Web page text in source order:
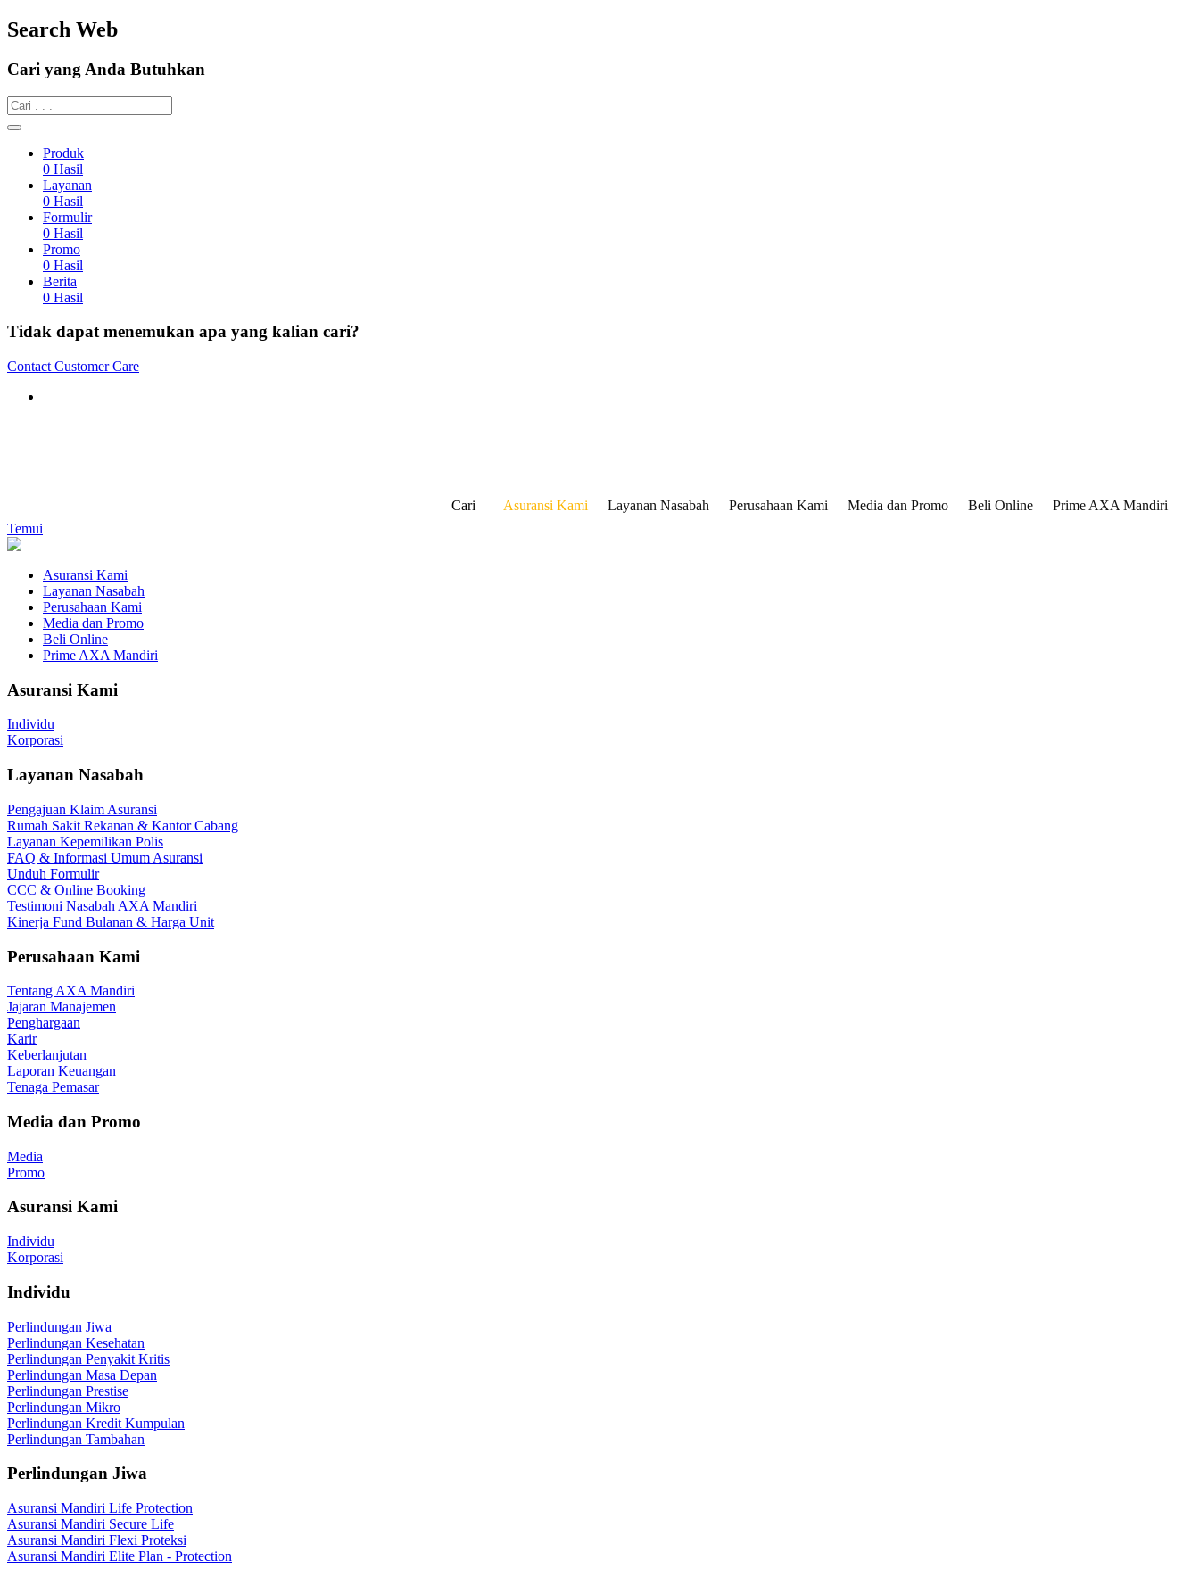
Search Web
Cari yang Anda Butuhkan
Produk
0 Hasil
Layanan
0 Hasil
Formulir
0 Hasil
Promo
0 Hasil
Berita
0 Hasil
Tidak dapat menemukan apa yang kalian cari?
Contact Customer Care
Cari Asuransi Kami Layanan Nasabah Perusahaan Kami Media dan Promo Beli Online
Prime AXA Mandiri
Temui
Asuransi Kami
Layanan Nasabah
Perusahaan Kami
Media dan Promo
Beli Online
Prime AXA Mandiri
Asuransi Kami
Individu
Korporasi
Layanan Nasabah
Pengajuan Klaim Asuransi
Rumah Sakit Rekanan & Kantor Cabang
Layanan Kepemilikan Polis
FAQ & Informasi Umum Asuransi
Unduh Formulir
CCC & Online Booking
Testimoni Nasabah AXA Mandiri
Kinerja Fund Bulanan & Harga Unit
Perusahaan Kami
Tentang AXA Mandiri
Jajaran Manajemen
Penghargaan
Karir
Keberlanjutan
Laporan Keuangan
Tenaga Pemasar
Media dan Promo
Media
Promo
Asuransi Kami
Individu
Korporasi
Individu
Perlindungan Jiwa
Perlindungan Kesehatan
Perlindungan Penyakit Kritis
Perlindungan Masa Depan
Perlindungan Prestise
Perlindungan Mikro
Perlindungan Kredit Kumpulan
Perlindungan Tambahan
Perlindungan Jiwa
Asuransi Mandiri Life Protection
Asuransi Mandiri Secure Life
Asuransi Mandiri Flexi Proteksi
Asuransi Mandiri Elite Plan - Protection